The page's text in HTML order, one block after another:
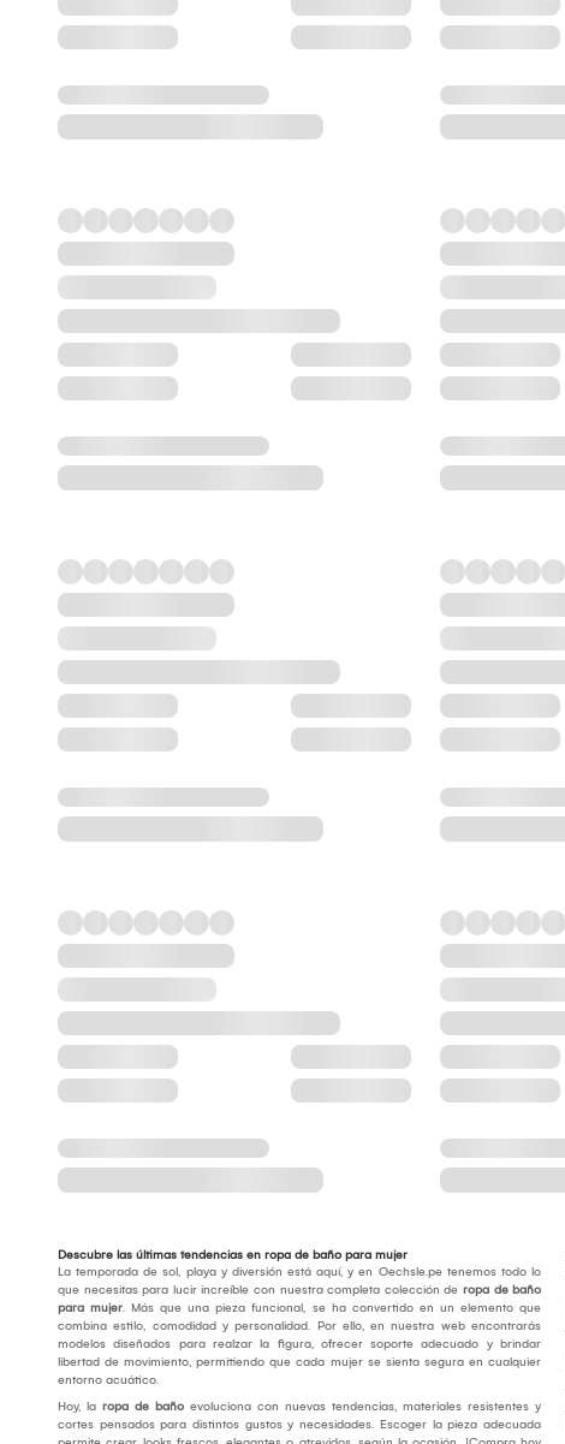
Descubre las últimas tendencias en ropa de baño para mujer
La temporada de sol, playa y diversión está aquí, y en Oechsle.pe tenemos todo lo
que necesitas para lucir increíble con nuestra completa colección de ropa de baño
para mujer. Más que una pieza funcional, se ha convertido en un elemento que
combina estilo, comodidad y personalidad. Por ello, en nuestra web encontrarás
modelos diseñados para realzar la figura, ofrecer soporte adecuado y brindar
libertad de movimiento, permitiendo que cada mujer se sienta segura en cualquier
entorno acuático.
Hoy, la ropa de baño evoluciona con nuevas tendencias, materiales resistentes y
cortes pensados para distintos gustos y necesidades. Escoger la pieza adecuada